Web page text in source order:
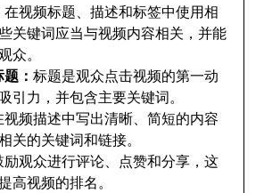
在视频标题、描述和标签中使用相
关键词应当与视频内容相关，并能
众。
题：标题是观众点击视频的第一动
引力，并包含主要关键词。
视频描述中写出清晰、简短的内容
关的关键词和链接。
励观众进行评论、点赞和分享，这
高视频的排名。